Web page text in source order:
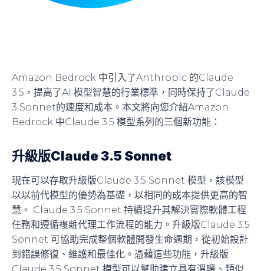
Amazon Bedrock 中引入了Anthropic 的Claude
3.5，提高了AI 模型智慧的行業標準，同時保持了Claude
3 Sonnet的速度和成本。本文將向您介紹Amazon
Bedrock 中Claude 3.5 模型系列的三個新功能：
升級版Claude 3.5 Sonnet
現在可以存取升級版Claude 3.5 Sonnet 模型，該模型
以以前代模型的優勢為基礎，以相同的成本提供更高的智
慧。 Claude 3.5 Sonnet 持續提升其解決實際軟體工程
任務和遵循複雜代理工作流程的能力。升級版Claude 3.5
Sonnet 可協助完成整個軟體開發生命週期，從初始設計
到錯誤修復、維護和最佳化。憑藉這些功能，升級版